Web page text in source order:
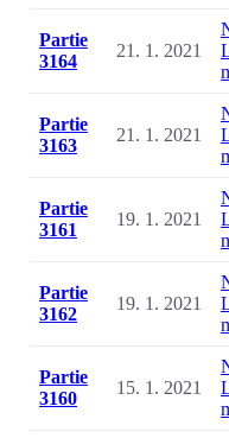
Partie
3164
21. 1. 2021
Partie
3163
21. 1. 2021
Partie
3161
19. 1. 2021
Partie
3162
19. 1. 2021
Partie
3160
15. 1. 2021